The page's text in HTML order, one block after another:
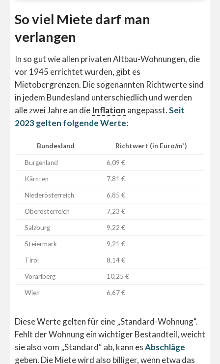
So viel Miete darf man
verlangen
In so gut wie allen privaten Altbau-Wohnungen, die
vor 1945 errichtet wurden, gibt es
Mietobergrenzen. Die sogenannten Richtwerte sind
in jedem Bundesland unterschiedlich und werden
alle zwei Jahre an die Inflation angepasst.Seit
2023 gelten folgende Werte:
Bundesland Richtwert (in Euro/m²)
Burgenland 6,09 €
Kärnten 7,81 €
Niederösterreich 6,85 €
Oberösterreich 7,23 €
Salzburg 9,22 €
Steiermark 9,21 €
Tirol 8,14 €
Vorarlberg 10,25 €
Wien 6,67 €
Diese Werte gelten für eine „Standard-Wohnung“.
Fehlt der Wohnung ein wichtiger Bestandteil, weicht
sie also vom „Standard“ ab, kann esAbschläge
geben. Die Miete wird also billiger, wenn etwa das